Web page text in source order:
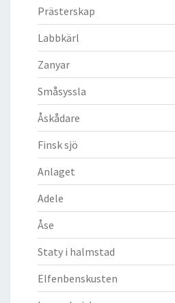
Prästerskap
Labbkärl
Zanyar
Småsyssla
Åskådare
Finsk sjö
Anlaget
Adele
Åse
Staty i halmstad
Elfenbenskusten